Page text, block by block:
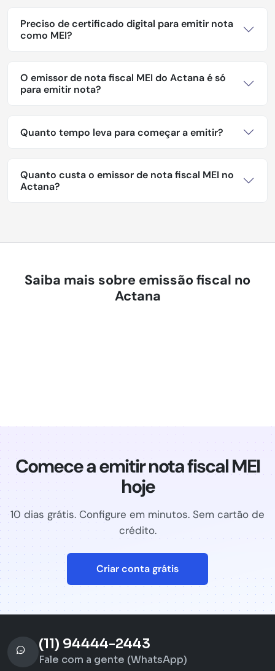
Preciso de certificado digital para emitir nota
como MEI?
O emissor de nota fiscal MEI do Actana é só
para emitir nota?
Quanto tempo leva para começar a emitir?
Quanto custa o emissor de nota fiscal MEI no
Actana?
Saiba mais sobre emissão fiscal no
Actana
Comece a emitir nota fiscal MEI
hoje
10 dias grátis. Configure em minutos. Sem cartão de
crédito.
Criar conta grátis
(11) 94444-2443
Fale com a gente (WhatsApp)